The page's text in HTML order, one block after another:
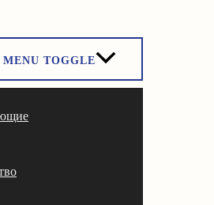
MENU TOGGLE